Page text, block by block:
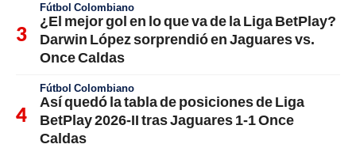
Fútbol Colombiano
¿El mejor gol en lo que va de la Liga BetPlay?
Darwin López sorprendió en Jaguares vs.
Once Caldas
Fútbol Colombiano
Así quedó la tabla de posiciones de Liga
BetPlay 2026-II tras Jaguares 1-1 Once
Caldas